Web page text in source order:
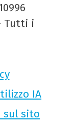
Tutti i
IA
sul sito